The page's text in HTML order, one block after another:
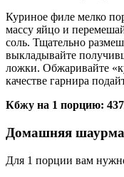
Куриное филе мелко
массу яйцо и
соль. Тщательно
выкладывайте
ложки. Обжаривайте
качестве гарнира
Кбжу на 1 порцию:
Домашняя шаурма
Для 1 порции вам